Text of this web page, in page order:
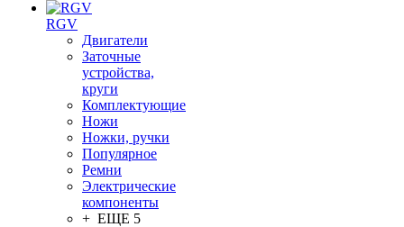
RGV
Двигатели
Заточные
устройства,
круги
Комплектующие
Ножи
Ножки, ручки
Популярное
Ремни
Электрические
компоненты
+ ЕЩЕ 5